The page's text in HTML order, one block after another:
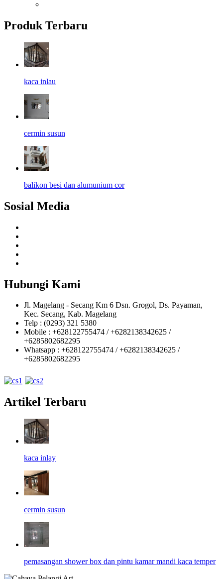
Produk Terbaru
kaca inlau
cermin susun
balikon besi dan alumunium cor
Sosial Media
Hubungi Kami
Jl. Magelang - Secang Km 6 Dsn. Grogol, Ds. Payaman,
Kec. Secang, Kab. Magelang
Telp : (0293) 321 5380
Mobile : +628122755474 / +6282138342625 /
+6285802682295
Whatsapp : +628122755474 / +6282138342625 /
+6285802682295
Artikel Terbaru
kaca inlay
cermin susun
pemasangan shower box dan pintu kamar mandi kaca temper